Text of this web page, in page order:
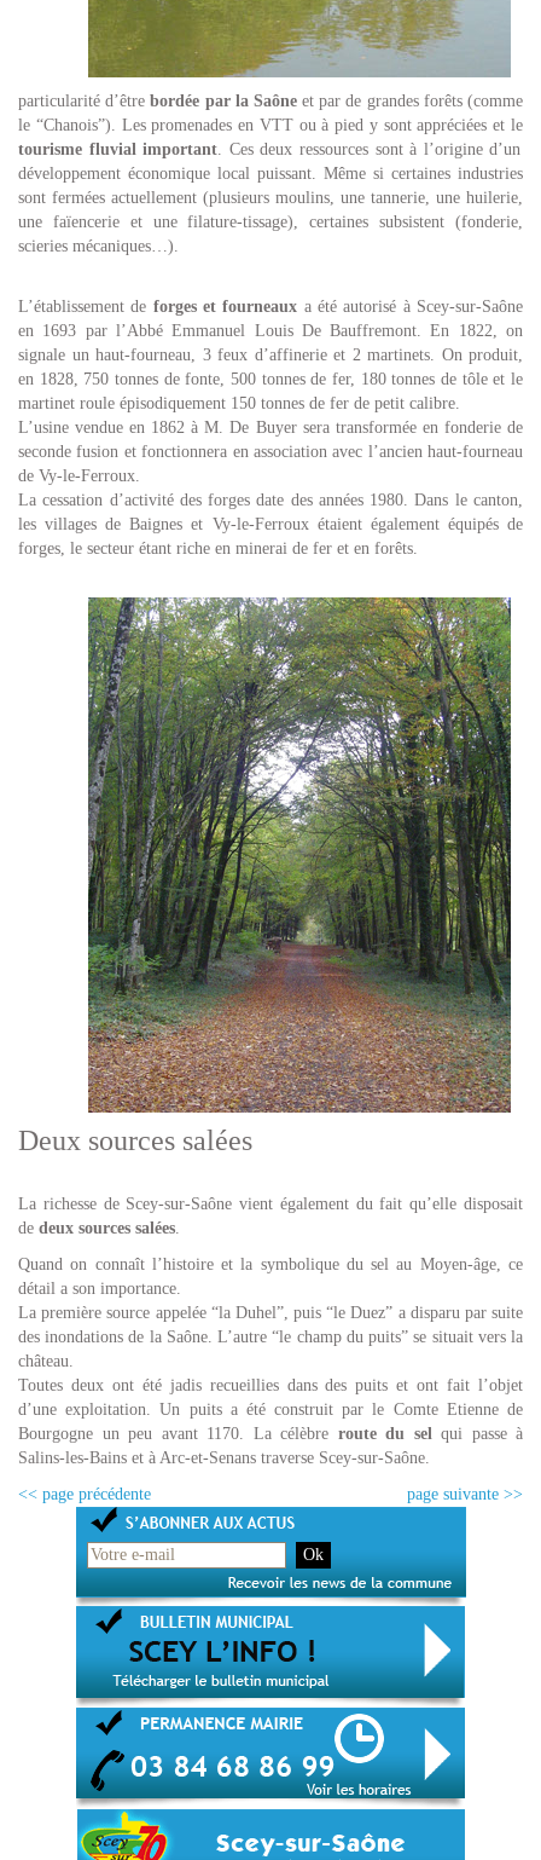
particularité d’êtrebordée par la Saôneet par de grandes forêts (comme
le “Chanois”). Les promenades en VTT ou à pied y sont appréciées et le
tourisme fluvial important . Ces deux ressources sont à l’origine d’un
développement économique local puissant. Même si certaines industries
sont fermées actuellement (plusieurs moulins, une tannerie, une huilerie,
une faïencerie et une filature-tissage), certaines subsistent (fonderie,
scieries mécaniques…).
L’établissement de forges et fourneaux a été autorisé à Scey-sur-Saône
en 1693 par l’Abbé Emmanuel Louis De Bauffremont. En 1822, on
signale un haut-fourneau, 3 feux d’affinerie et 2 martinets. On produit,
en 1828, 750 tonnes de fonte, 500 tonnes de fer, 180 tonnes de tôle et le
martinet roule épisodiquement 150 tonnes de fer de petit calibre.
L’usine vendue en 1862 à M. De Buyer sera transformée en fonderie de
seconde fusion et fonctionnera en association avec l’ancien haut-fourneau
de Vy-le-Ferroux.
La cessation d’activité des forges date des années 1980. Dans le canton,
les villages de Baignes et Vy-le-Ferroux étaient également équipés de
forges, le secteur étant riche en minerai de fer et en forêts.
Deux sources salées
La richesse de Scey-sur-Saône vient également du fait qu’elle disposait
de deux sources salées
Quand on connaît l’histoire et la symbolique du sel au Moyen-âge, ce
détail a son importance.
La première source appelée “la Duhel”, puis “le Duez” a disparu par suite
des inondations de la Saône. L’autre “le champ du puits” se situait vers la
château.
Toutes deux ont été jadis recueillies dans des puits et ont fait l’objet
d’une exploitation. Un puits a été construit par le Comte Etienne de
Bourgogne un peu avant 1170. La célèbre route du sel
qui passe à
Salins-les-Bains et à Arc-et-Senans traverse Scey-sur-Saône.
<< page précédente
page suivante >>